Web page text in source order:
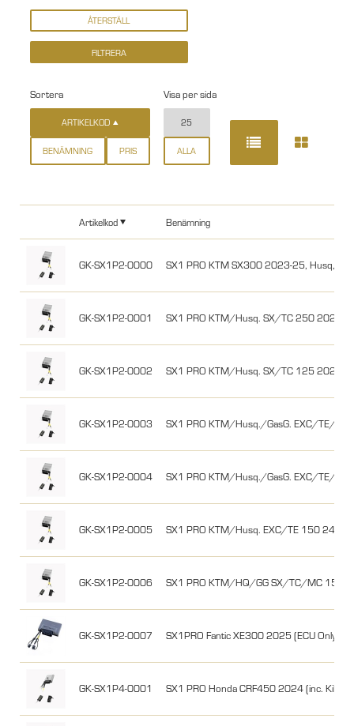
Sortera
ARTIKELKOD
BENÄMNING PRIS
Visa per sida
25
ALLA
Artikelkod Benämning
GK-SX1P2-0000 SX1 PRO KTM SX300 2023-25, Husq,
GK-SX1P2-0001 SX1 PRO KTM/Husq. SX/TC 250 2023-
GK-SX1P2-0002 SX1 PRO KTM/Husq. SX/TC 125 2023-
GK-SX1P2-0003 SX1 PRO KTM/Husq./GasG. EXC/TE/EC
GK-SX1P2-0004 SX1 PRO KTM/Husq./GasG. EXC/TE/EC
GK-SX1P2-0005 SX1 PRO KTM/Husq. EXC/TE 150 24-25
GK-SX1P2-0006 SX1 PRO KTM/HQ/GG SX/TC/MC 150
GK-SX1P2-0007 SX1PRO Fantic XE300 2025 (ECU Only)
GK-SX1P4-0001 SX1 PRO Honda CRF450 2024 (inc. Kill